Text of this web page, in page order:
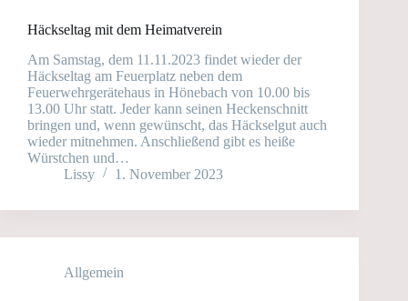
Häckseltag mit dem Heimatverein
Am Samstag, dem 11.11.2023 findet wieder der
Häckseltag am Feuerplatz neben dem
Feuerwehrgerätehaus in Hönebach von 10.00 bis
13.00 Uhr statt. Jeder kann seinen Heckenschnitt
bringen und, wenn gewünscht, das Häckselgut auch
wieder mitnehmen. Anschließend gibt es heiße
Würstchen und…
Lissy
1. November 2023
Allgemein